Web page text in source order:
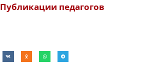
Публикации педагогов